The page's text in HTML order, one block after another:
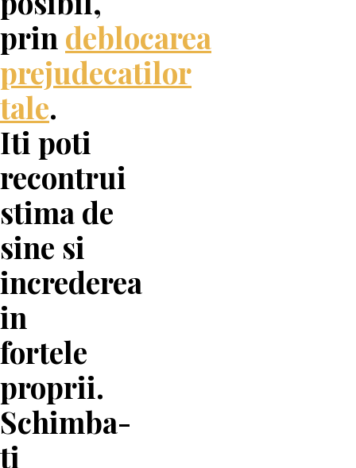
prin deblocarea
prejudecatilor
tale.
Iti poti
recontrui
stima de
sine si
increderea
in
fortele
proprii.
Schimba-
ti